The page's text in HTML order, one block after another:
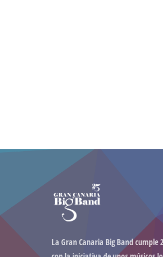
La Gran Canaria Big Band cumple